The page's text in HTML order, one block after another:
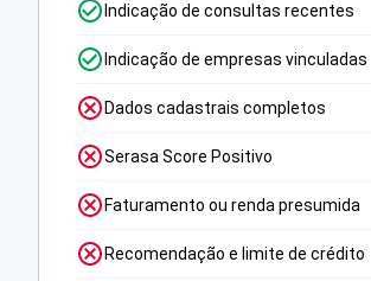
Indicação de consultas recentes
Indicação de empresas vinculadas
Dados cadastrais completos
Serasa Score Positivo
Faturamento ou renda presumida
Recomendação e limite de crédito